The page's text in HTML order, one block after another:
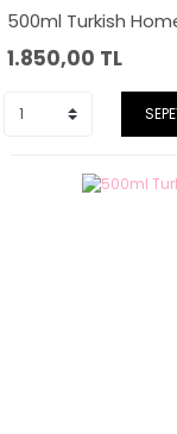
500ml Turkish
1.850,00 TL